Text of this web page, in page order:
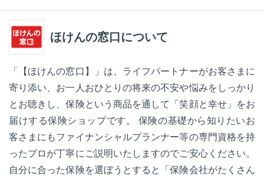
ほけんの窓口について
「【ほけんの窓口】」は、ライフパートナーがお客さまに
寄り添い、お一人おひとりの将来の不安や悩みをしっかり
とお聴きし、保険という商品を通して「笑顔と幸せ」をお
届けする保険ショップです。 保険の基礎から知りたいお
客さまにもファイナンシャルプランナー等の専門資格を持
ったプロが丁寧にご説明いたしますのでご安心ください。
自分に合った保険を選ぼうとすると「保険会社がたくさん